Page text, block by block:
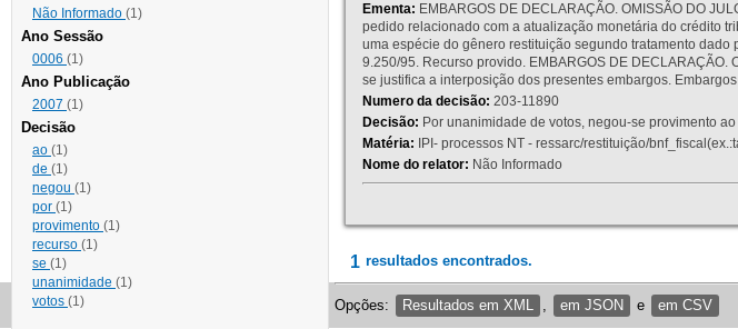
Não Informado (1)
Ano Sessão
0006 (1)
Ano Publicação
2007 (1)
Decisão
ao (1)
de (1)
negou (1)
por (1)
provimento (1)
recurso (1)
se (1)
unanimidade (1)
votos (1)
Ementa: EMBARGOS DE DECLARAÇÃO. OMISSÃO DO
pedido relacionado com a atualização monetária do crédito
uma espécie do gênero restituição segundo tratamento dado
9.250/95. Recurso provido. EMBARGOS DE
se justifica a interposição dos presentes embargos.
Numero da decisão: 203-11890
Decisão: Por unanimidade de votos, negou-se provimento
Matéria: IPI- processos NT - ressarc/restituição/
Nome do relator: Não Informado
1 resultados encontrados.
Opções: Resultados em XML em JSON e em CSV